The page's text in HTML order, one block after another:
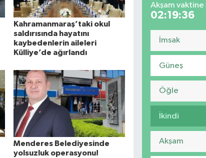
Kahramanmaraş’taki okul
saldırısında hayatını
kaybedenlerin aileleri
Külliye’de ağırlandı
Menderes Belediyesinde
yolsuzluk operasyonu!
Akşam vaktine
02:19:35
İmsak
Güneş
Öğle
İkindi
Akşam